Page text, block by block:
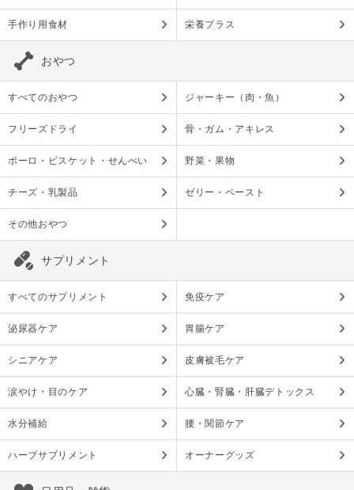
手作り用食材 栄養プラス
おやつ
すべてのおやつ ジャーキー（肉・魚）
フリーズドライ 骨・ガム・アキレス
ボーロ・ビスケット・せんべい 野菜・果物
チーズ・乳製品 ゼリー・ペースト
その他おやつ
サプリメント
すべてのサプリメント 免疫ケア
泌尿器ケア 胃腸ケア
シニアケア 皮膚被毛ケア
涙やけ・目のケア 心臓・腎臓・肝臓デトックス
水分補給 腰・関節ケア
ハーブサプリメント オーナーグッズ